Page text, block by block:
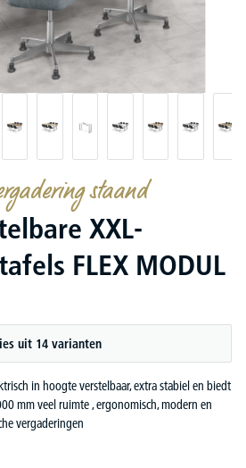
staand
XXL-
FLEX MODUL
uit 14 varianten
in hoogte verstelbaar, extra stabiel en biedt
mm veel ruimte , ergonomisch, modern en
vergaderingen